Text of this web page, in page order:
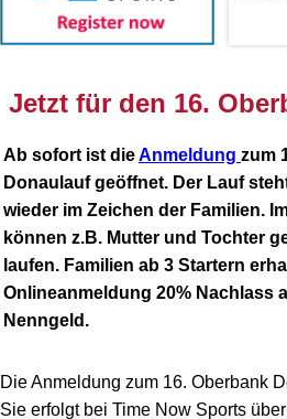
Jetzt für den 16.
Ab sofort ist dieAnmeldung zum
Donaulauf geöffnet. Der Lauf
wieder im Zeichen der Familien.
können z.B. Mutter und Tochter
laufen. Familien ab 3 Startern
Onlineanmeldung 20% Nachlass
Nenngeld.
Die Anmeldung zum 16. Oberbank
Sie erfolgt bei Time Now Sports